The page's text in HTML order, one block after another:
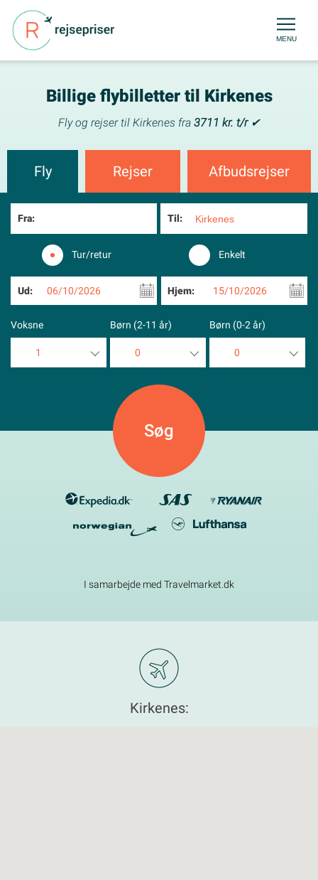
MENU
Billige flybilletter til Kirkenes
Fly og rejser til Kirkenes fra 3711 kr. t/r✔
Fly Rejser Afbudsrejser
Fra: Til:
Tur/retur Enkelt
Ud: 06/10/2026 Hjem: 15/10/2026
Voksne
1
Børn (2-11 år)
0
5
Børn (0-2 år)
0
I samarbejde med Travelmarket.dk
Kirkenes: